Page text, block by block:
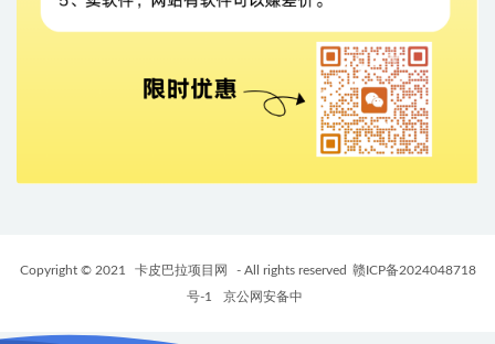
Copyright © 2021 卡皮巴拉项目网 - All rights reserved
赣ICP备2024048718
号-1
京公网安备中